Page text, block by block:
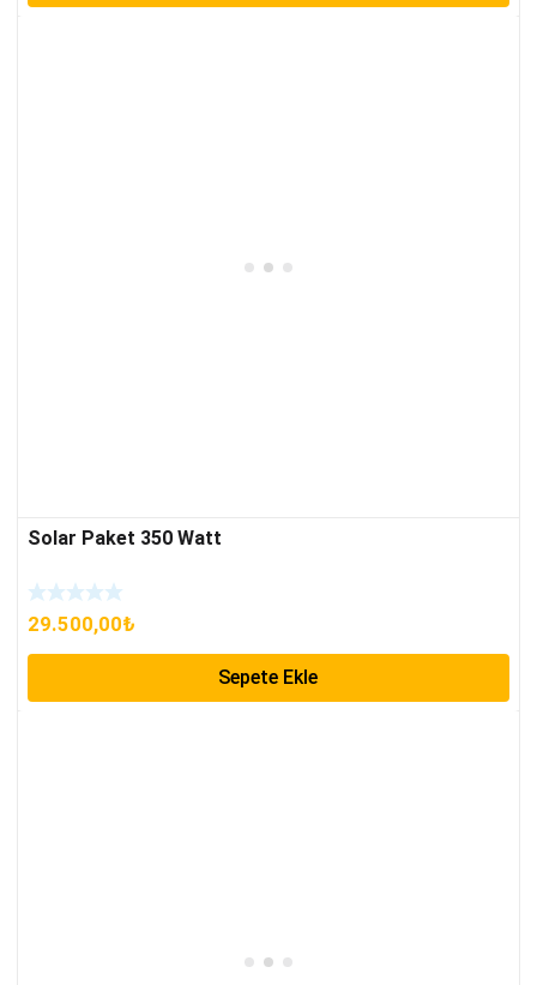
Solar Paket 350 Watt
29.500,00₺
Sepete Ekle